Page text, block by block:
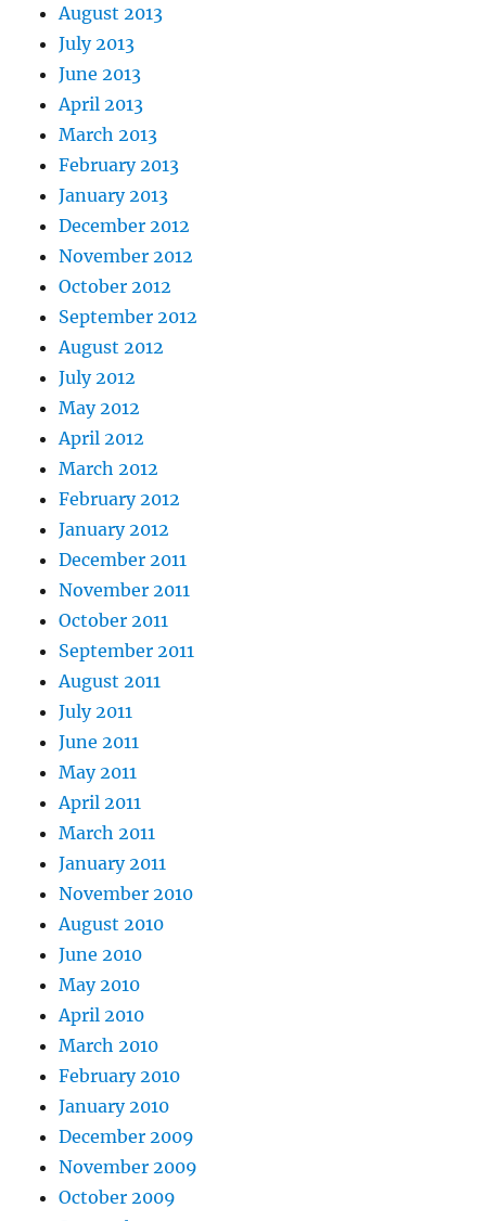
August 2013
July 2013
June 2013
April 2013
March 2013
February 2013
January 2013
December 2012
November 2012
October 2012
September 2012
August 2012
July 2012
May 2012
April 2012
March 2012
February 2012
January 2012
December 2011
November 2011
October 2011
September 2011
August 2011
July 2011
June 2011
May 2011
April 2011
March 2011
January 2011
November 2010
August 2010
June 2010
May 2010
April 2010
March 2010
February 2010
January 2010
December 2009
November 2009
October 2009